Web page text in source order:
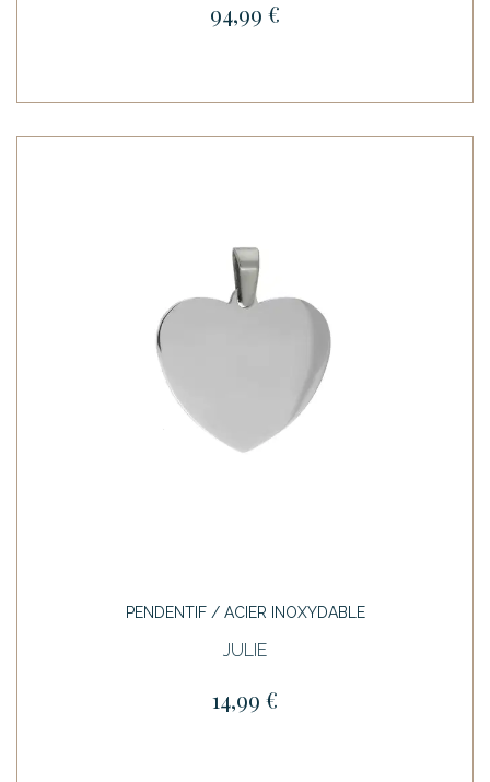
94,99 €
PENDENTIF / ACIER INOXYDABLE
JULIE
14,99 €